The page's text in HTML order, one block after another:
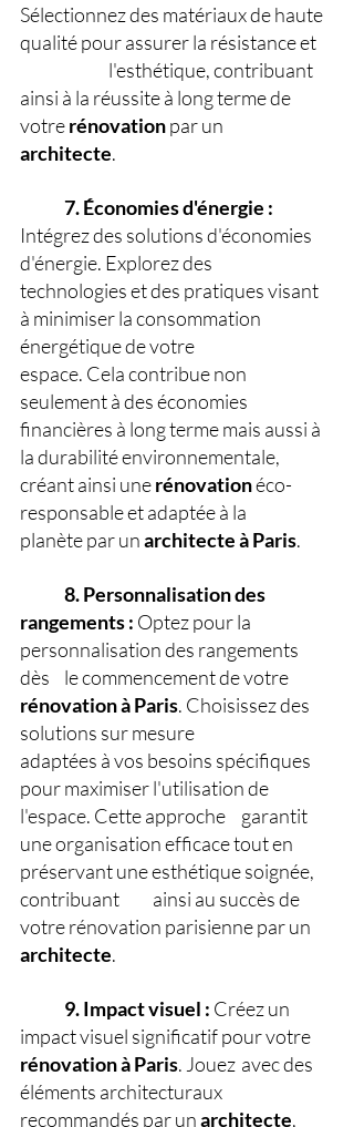
Sélectionnez des matériaux de haute
qualité pour assurer la résistance et
l'esthétique, contribuant
ainsi à la réussite à long terme de
votre rénovation par un
architecte.
7. Économies d'énergie :
Intégrez des solutions d'économies
d'énergie. Explorez des
technologies et des pratiques visant
à minimiser la consommation
énergétique de votre
espace. Cela contribue non
seulement à des économies
financières à long terme mais aussi à
la durabilité environnementale,
créant ainsi une rénovation éco-
responsable et adaptée à la
planète par un architecteàParis.
8. Personnalisation des
rangements : Optez pour la
personnalisation des rangements
dès 	le commencement de votre
rénovationàParis. Choisissez des
solutions sur mesure
adaptées à vos besoins spécifiques
pour maximiser l'utilisation de
l'espace. Cette approche 	garantit
une organisation efficace tout en
préservant une esthétique soignée,
contribuant 	ainsi au succès de
votre rénovation parisienne par un
architecte.
9. Impact visuel : Créez un
impact visuel significatif pour votre
rénovationàParis. Jouez 	avec des
éléments architecturaux
recommandés par un architecte,